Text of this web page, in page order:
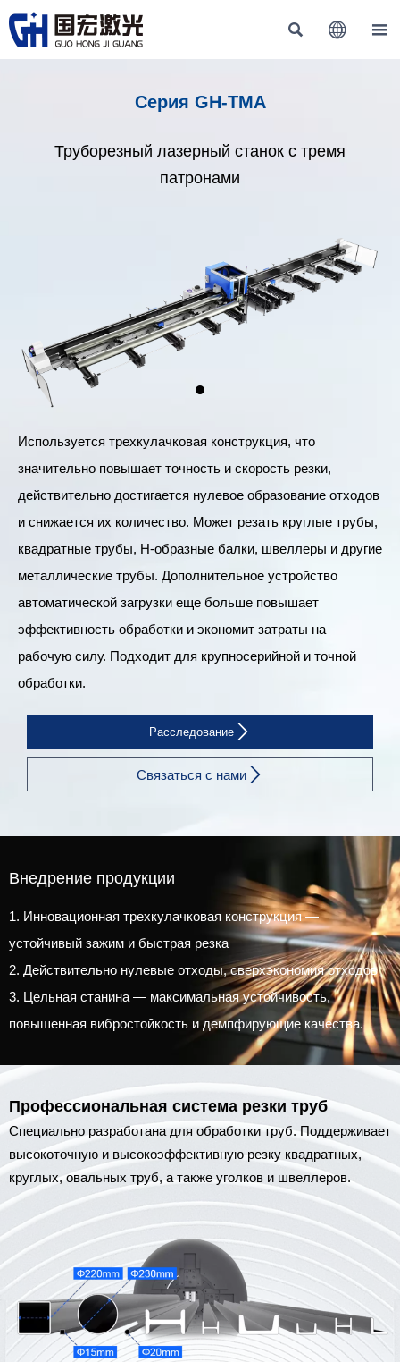
  
Серия GH-TMA
Труборезный лазерный станок с тремя
патронами
Используется трехкулачковая конструкция, что
значительно повышает точность и скорость резки,
действительно достигается нулевое образование отходов
и снижается их количество. Может резать круглые трубы,
квадратные трубы, H-образные балки, швеллеры и другие
металлические трубы. Дополнительное устройство
автоматической загрузки еще больше повышает
эффективность обработки и экономит затраты на
рабочую силу. Подходит для крупносерийной и точной
обработки.
Расследование
Связаться с нами
Внедрение продукции
1. Инновационная трехкулачковая конструкция —
устойчивый зажим и быстрая резка
2. Действительно нулевые отходы, сверхэкономия отходов
3. Цельная станина — максимальная устойчивость,
повышенная вибростойкость и демпфирующие качества.
4. Двустороннее следящее поддерживающее устройство —
равномерное усилие на всю металлическую трубу и
повышает точность резки.
Профессиональная система резки труб
Специально разработана для обработки труб. Поддерживает
высокоточную и высокоэффективную резку квадратных,
круглых, овальных труб, а также уголков и швеллеров.